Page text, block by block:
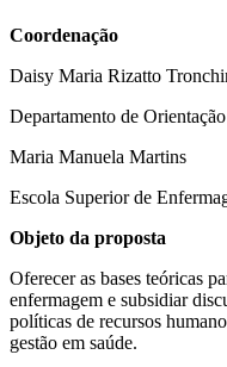
Coordenação
Daisy Maria Rizatto
Departamento de
Maria Manuela Martins
Escola Superior de
Objeto da proposta
Oferecer as bases teóricas
enfermagem e subsidiar
políticas de recursos
gestão em saúde.